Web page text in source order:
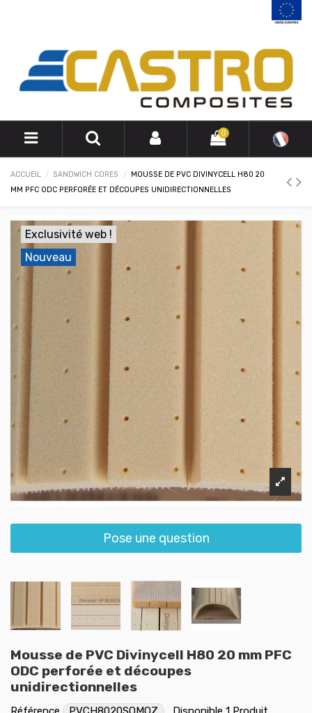
0
ACCUEIL SANDWICH CORES
MOUSSE DE PVC DIVINYCELL H80 20
MM PFC ODC PERFORÉE ET DÉCOUPES UNIDIRECTIONNELLES
Exclusivité web !
Nouveau
Pose une question
Mousse de PVC Divinycell H80 20 mm PFC
ODC perforée et découpes
unidirectionnelles